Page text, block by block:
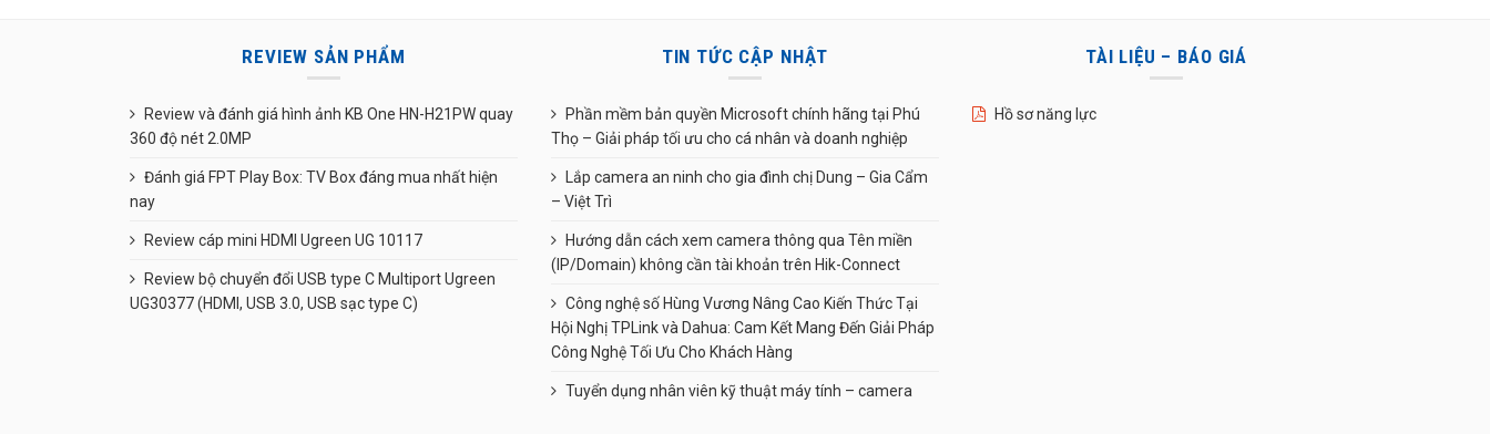
REVIEW SẢN PHẨM
Review và đánh giá hình ảnh KB One HN-H21PW quay
360 độ nét 2.0MP
Đánh giá FPT Play Box: TV Box đáng mua nhất hiện
nay
Review cáp mini HDMI Ugreen UG 10117
Review bộ chuyển đổi USB type C Multiport Ugreen
UG30377 (HDMI, USB 3.0, USB sạc type C)
TIN TỨC CẬP NHẬT
Phần mềm bản quyền Microsoft chính hãng tại Phú
Thọ – Giải pháp tối ưu cho cá nhân và doanh nghiệp
Lắp camera an ninh cho gia đình chị Dung – Gia Cẩm
– Việt Trì
Hướng dẫn cách xem camera thông qua Tên miền
(IP/Domain) không cần tài khoản trên Hik-Connect
Công nghệ số Hùng Vương Nâng Cao Kiến Thức Tại
Hội Nghị TPLink và Dahua: Cam Kết Mang Đến Giải Pháp
Công Nghệ Tối Ưu Cho Khách Hàng
Tuyển dụng nhân viên kỹ thuật máy tính – camera
TÀI LIỆU – BÁO GIÁ
Hồ sơ năng lực